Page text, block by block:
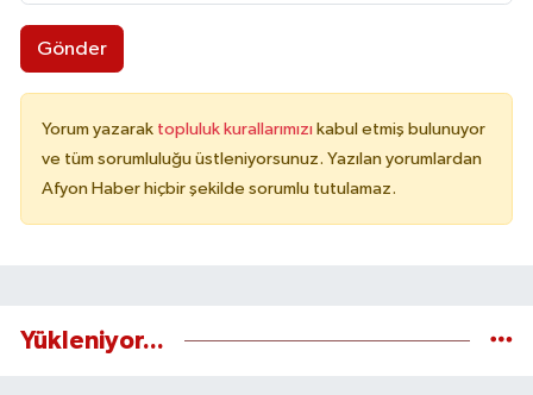
Gönder
Yorum yazarak topluluk kurallarımızı kabul etmiş bulunuyor
ve tüm sorumluluğu üstleniyorsunuz. Yazılan yorumlardan
Afyon Haber hiçbir şekilde sorumlu tutulamaz.
Yükleniyor...